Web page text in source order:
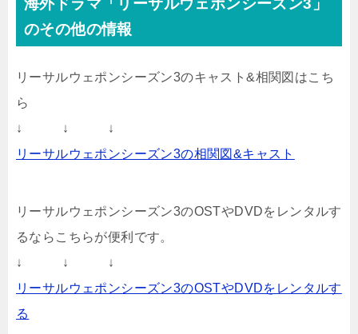
海外ドラマ「リーサルウェポンシーズン3」
のその他の情報
リーサルウェポンシーズン3のキャスト&相関図はこち
ら
↓ ↓ ↓
リーサルウェポンシーズン3の相関図&キャスト
リーサルウェポンシーズン3のOSTやDVDをレンタルす
るならこちらが便利です。
↓ ↓ ↓
リーサルウェポンシーズン3のOSTやDVDをレンタルす
る